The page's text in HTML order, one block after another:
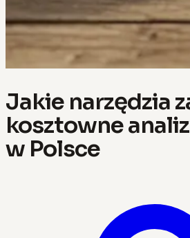
Jakie narzędzia
kosztowne
w Polsce